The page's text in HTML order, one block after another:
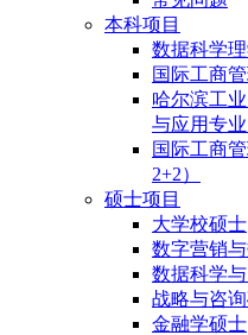
本科项目
数据科学
国际工商
哈尔滨工
与应用专
国际工商
2+2）
硕士项目
大学校硕士
数字营销
数据科学
战略与咨
金融学硕士